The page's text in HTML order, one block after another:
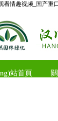
看情趣视频_国产重
站首頁